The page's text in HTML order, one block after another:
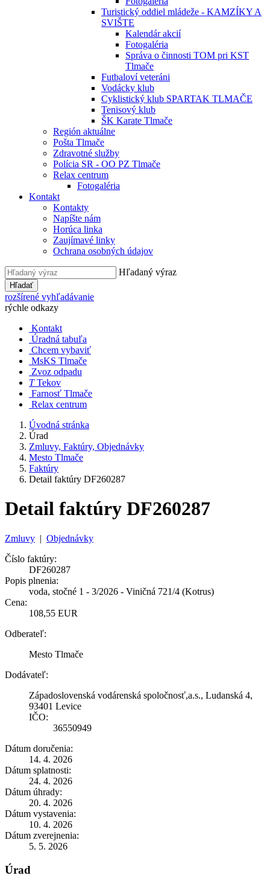
Turistický oddiel mládeže - KAMZÍKY A
SVIŠTE
Kalendár akcií
Fotogaléria
Správa o činnosti TOM pri KST
Tlmače
Futbaloví veteráni
Vodácky klub
Cyklistický klub SPARTAK TLMAČE
Tenisový klub
ŠK Karate Tlmače
Región aktuálne
Pošta Tlmače
Zdravotné služby
Polícia SR - OO PZ Tlmače
Relax centrum
Fotogaléria
Kontakt
Kontakty
Napíšte nám
Horúca linka
Zaujímavé linky
Ochrana osobných údajov
Hľadaný výraz
Hľadať
rozšírené vyhľadávanie
rýchle odkazy
Kontakt
Úradná tabuľa
Chcem vybaviť
MsKS Tlmače
Zvoz odpadu
T Tekov
Farnosť Tlmače
Relax centrum
Úvodná stránka
Úrad
Zmluvy, Faktúry, Objednávky
Mesto Tlmače
Faktúry
Detail faktúry DF260287
Detail faktúry DF260287
Zmluvy | Objednávky
Číslo faktúry:
DF260287
Popis plnenia:
voda, stočné 1 - 3/2026 - Viničná 721/4 (Kotrus)
Cena:
108,55 EUR
Odberateľ:
Mesto Tlmače
Dodávateľ:
Západoslovenská vodárenská spoločnosť,a.s., Ludanská 4,
93401 Levice
IČO:
36550949
Dátum doručenia:
14. 4. 2026
Dátum splatnosti:
24. 4. 2026
Dátum úhrady:
20. 4. 2026
Dátum vystavenia:
10. 4. 2026
Dátum zverejnenia:
5. 5. 2026
Úrad